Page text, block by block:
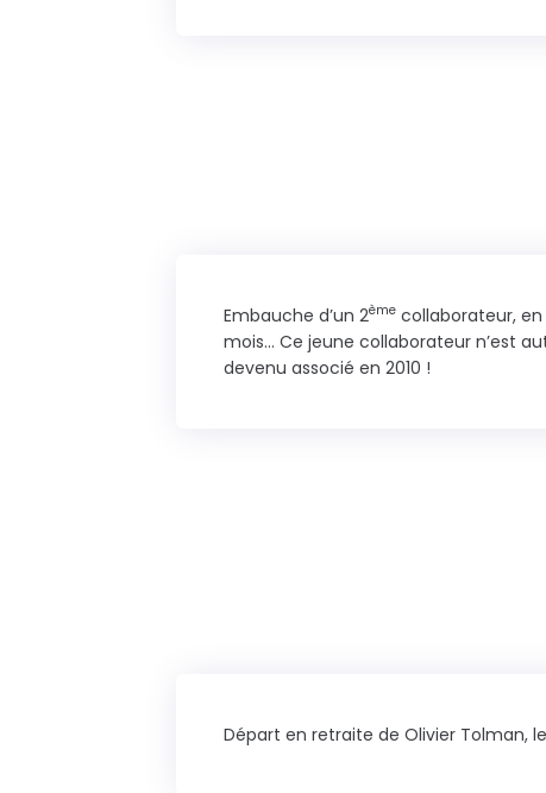
Embauche d’un 2ème collaborateur, en
mois… Ce jeune collaborateur n’est
devenu associé en 2010 !
Départ en retraite de Olivier Tolman,